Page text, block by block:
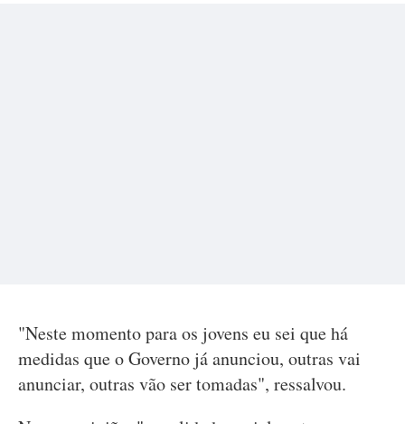
"Neste momento para os jovens eu sei que há
medidas que o Governo já anunciou, outras vai
anunciar, outras vão ser tomadas", ressalvou.